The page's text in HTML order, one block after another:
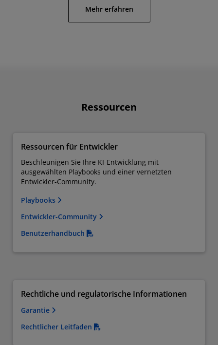
Mehr erfahren
Ressourcen
Ressourcen für Entwickler
Beschleunigen Sie Ihre KI-Entwicklung mit
ausgewählten Playbooks und einer vernetzten
Entwickler-Community.
Playbooks
Entwickler-Community
Benutzerhandbuch
Rechtliche und regulatorische Informationen
Garantie
Rechtlicher Leitfaden